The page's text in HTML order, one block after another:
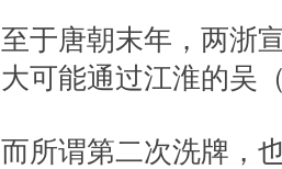
至于唐朝末年，两浙
大可能通过江淮的吴
而所谓第二次洗牌，